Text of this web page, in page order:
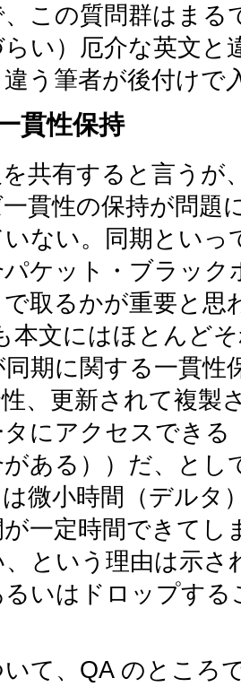
、この質問群はま
い）厄介な英文と
う筆者が後付けで
貫性保持
共有すると言うが
貫性の保持が問題
ない。同期とい
ケット・ブラッ
取るかが重要と
本文にはほとんど
同期に関する一貫
性、更新されて複
にアクセスでき
がある））だ、と
微小時間（デルタ
一定時間できて
という理由は示
いはドロップす
て、QA のところ